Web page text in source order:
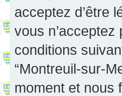
acceptez d’être
vous
conditions
“Montreuil-sur-
moment et nous